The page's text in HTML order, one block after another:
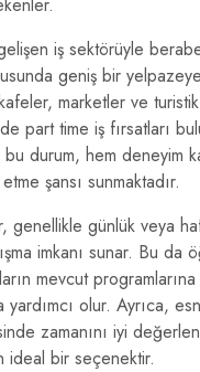
iş sektörüyle
geniş bir
marketler ve
part time iş fırsatları
durum, hem deneyim
şansı sunmaktadır.
genellikle günlük veya
imkanı sunar. Bu da
mevcut programlarına
yardımcı olur. Ayrıca,
zamanını iyi
ideal bir seçenektir.